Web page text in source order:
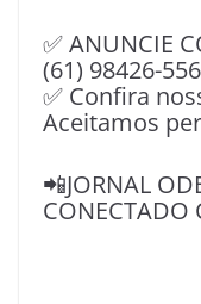
✅ ANUNCIE
(61) 98426-
✅ Confira
Aceitamos
📲JORNAL
CONECTADO